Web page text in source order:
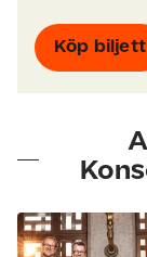
Köp biljett